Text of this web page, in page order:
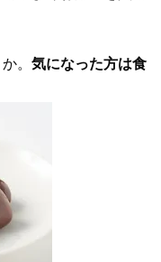
。 気になった方は食